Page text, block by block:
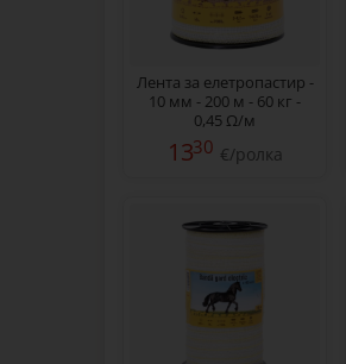
Лента за елетропастир -
10 мм - 200 м - 60 кг -
0,45 Ω/м
1330 €/ролка